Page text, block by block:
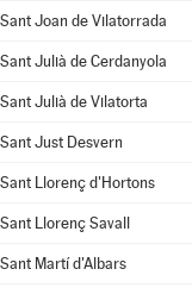
Sant Joan de Vilatorrada
Sant Julià de Cerdanyola
Sant Julià de Vilatorta
Sant Just Desvern
Sant Llorenç d'Hortons
Sant Llorenç Savall
Sant Martí d'Albars